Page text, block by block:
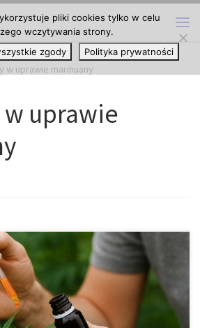
w uprawie marihuany
uprawie
– witaminy i biostymulatory jako siła
rolnictwa Hydroponika, czyli sztuka
gleby, stała się symbolem
do produkcji żywności. W dobie
pliki cookies tylko w celu
wczytywania strony.
zgody Polityka prywatności